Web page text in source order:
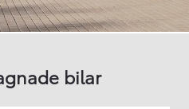
bilar